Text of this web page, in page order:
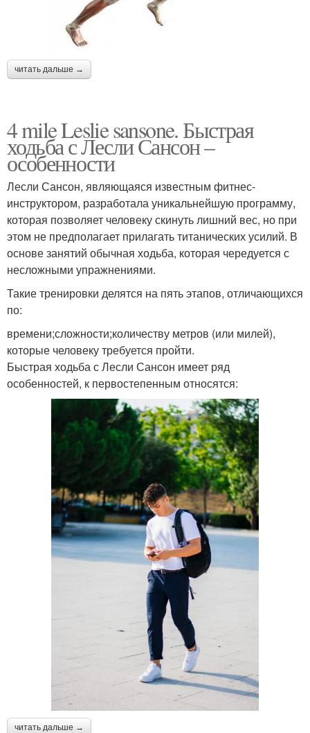
читать дальше →
4 mile Leslie sansone. Быстрая
ходьба с Лесли Сансон –
особенности
Лесли Сансон, являющаяся известным фитнес-
инструктором, разработала уникальнейшую программу,
которая позволяет человеку скинуть лишний вес, но при
этом не предполагает прилагать титанических усилий. В
основе занятий обычная ходьба, которая чередуется с
несложными упражнениями.
Такие тренировки делятся на пять этапов, отличающихся
по:
времени;сложности;количеству метров (или милей),
которые человеку требуется пройти.
Быстрая ходьба с Лесли Сансон имеет ряд
особенностей, к первостепенным относятся:
читать дальше →